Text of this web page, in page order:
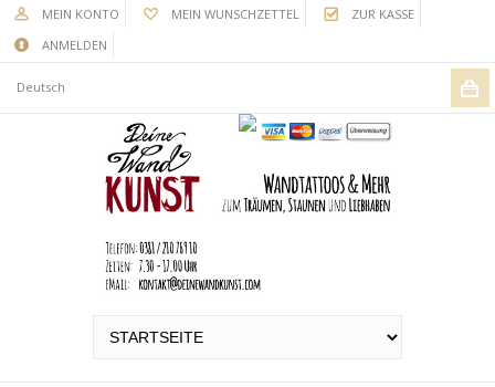
MEIN KONTO MEIN WUNSCHZETTEL
ZUR KASSE
ANMELDEN
Deutsch